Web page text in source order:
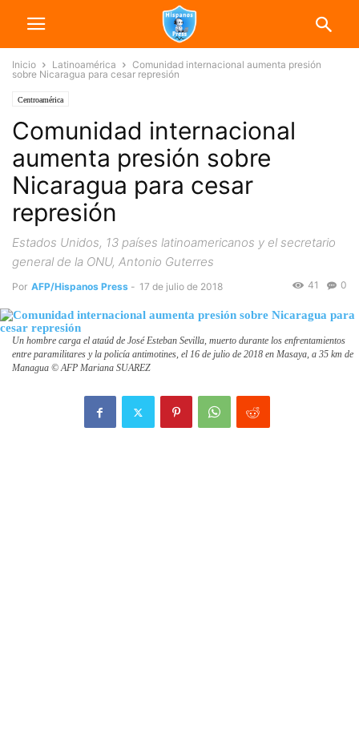
Inicio Latinoamérica
Comunidad internacional aumenta presión
sobre Nicaragua para cesar represión
Centroamérica
Comunidad internacional
aumenta presión sobre
Nicaragua para cesar
represión
Estados Unidos, 13 países latinoamericanos y el secretario
general de la ONU, Antonio Guterres
Por AFP/Hispanos Press - 17 de julio de 2018 0
41
Un hombre carga el ataúd de José Esteban Sevilla, muerto durante los enfrentamientos
entre paramilitares y la policía antimotines, el 16 de julio de 2018 en Masaya, a 35 km de
Managua © AFP Mariana SUAREZ